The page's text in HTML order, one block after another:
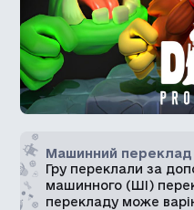
Машинний переклад
Гру переклали за
машинного (ШІ)
перекладу може